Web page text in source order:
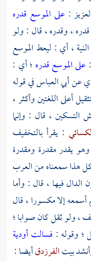
:على الموسع قدره
، وقدره ، قال : ولو
، أي : ليعط الموسع
:على الموسع قدره ؛ أي :
عنأبي العباسفي قوله
أعلى اللغتين وأكثر ،
التسكين ، قال : وإنما
: يقرأ بالتخفيف
يقدر مقدرة ومقدرة
هذا سمعناه من العرب
فيها ، قال : وأما
إلا مكسورا ، قال
، ولو ثقل كان صوابا ؛
؛ وقوله : فسالت أودية
بيتالفرزدقأيضا :